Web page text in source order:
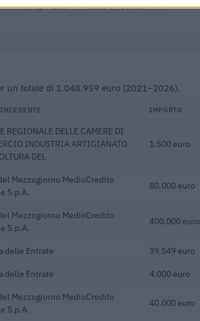
SA 4.0). Ogni CIG e' verificabile sul portale ANAC.
un totale di 1.048.959 euro (2021–2026).
IMPORTO
REGIONALE DELLE CAMERE DI
INDUSTRIA ARTIGIANATO
DEL
1.500 euro
Mezzogiorno MedioCredito
S.p.A.
80.000 euro
Mezzogiorno MedioCredito
S.p.A.
400.000 euro
delle Entrate 39.549 euro
delle Entrate 4.000 euro
Mezzogiorno MedioCredito
S.p.A.
40.000 euro